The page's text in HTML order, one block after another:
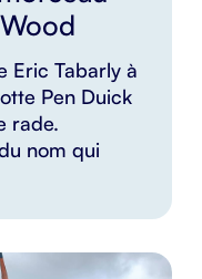
Eric Tabarly à
Pen Duick
rade.
nom qui